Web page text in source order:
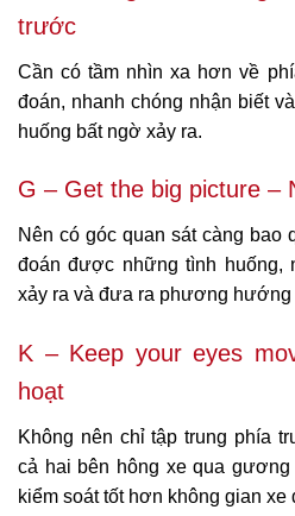
trước
Cần có tầm nhìn xa hơn về
đoán, nhanh chóng nhận biết
huống bất ngờ xảy ra.
G – Get the big picture –
Nên có góc quan sát càng bao
đoán được những tình huống,
xảy ra và đưa ra phương
K – Keep your eyes
hoạt
Không nên chỉ tập trung phía
cả hai bên hông xe qua
kiểm soát tốt hơn không gian xe